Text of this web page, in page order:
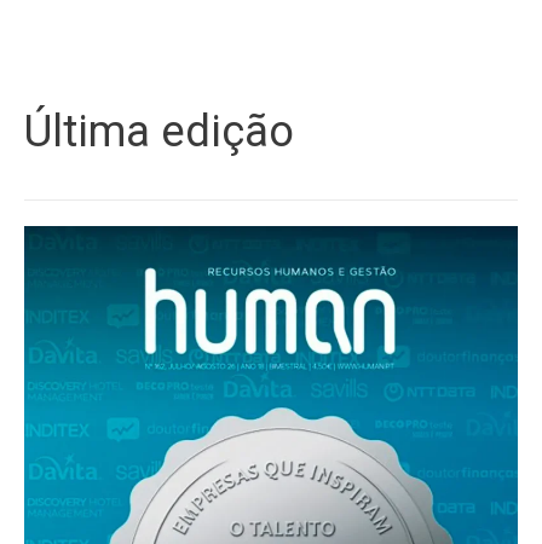
Última edição